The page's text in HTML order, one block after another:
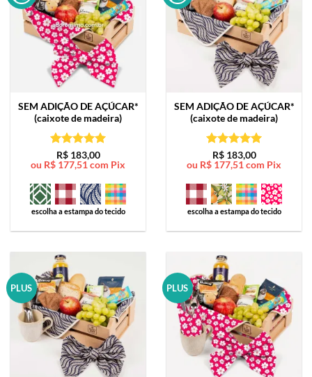
SEM ADIÇÃO DE AÇÚCAR*
(caixote de madeira)
Avaliação5
de 5
R$183,00
ou R$ 177,51com Pix
escolha a estampa do tecido
SEM ADIÇÃO DE AÇÚCAR*
(caixote de madeira)
Avaliação5
de 5
R$183,00
ou R$ 177,51com Pix
escolha a estampa do tecido
PLUS PLUS